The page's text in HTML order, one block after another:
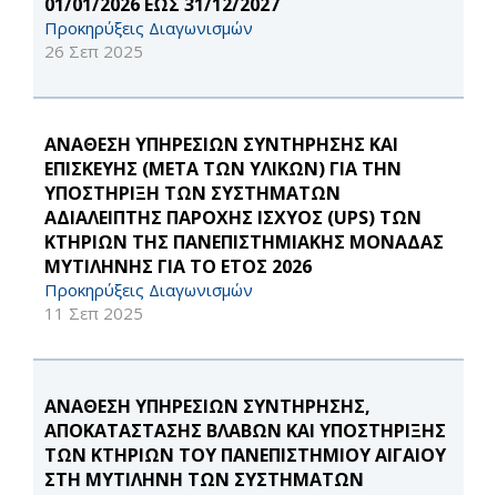
Προκηρύξεις Διαγωνισμών
26 Σεπ 2025
ΑΝΑΘΕΣΗ ΥΠΗΡΕΣΙΩΝ ΣΥΝΤΗΡΗΣΗΣ ΚΑΙ
ΕΠΙΣΚΕΥΗΣ (ΜΕΤΑ ΤΩΝ ΥΛΙΚΩΝ) ΓΙΑ ΤΗΝ
ΥΠΟΣΤΗΡΙΞΗ ΤΩΝ ΣΥΣΤΗΜΑΤΩΝ
ΑΔΙΑΛΕΙΠΤΗΣ ΠΑΡΟΧΗΣ ΙΣΧΥΟΣ (UPS) ΤΩΝ
ΚΤΗΡΙΩΝ ΤΗΣ ΠΑΝΕΠΙΣΤΗΜΙΑΚΗΣ ΜΟΝΑΔΑΣ
ΜΥΤΙΛΗΝΗΣ ΓΙΑ ΤΟ ΕΤΟΣ 2026
Προκηρύξεις Διαγωνισμών
11 Σεπ 2025
ΑΝΑΘΕΣΗ ΥΠΗΡΕΣΙΩΝ ΣΥΝΤΗΡΗΣΗΣ,
ΑΠΟΚΑΤΑΣΤΑΣΗΣ ΒΛΑΒΩΝ ΚΑΙ ΥΠΟΣΤΗΡΙΞΗΣ
ΤΩΝ ΚΤΗΡΙΩΝ ΤΟΥ ΠΑΝΕΠΙΣΤΗΜΙΟΥ ΑΙΓΑΙΟΥ
ΣΤΗ ΜΥΤΙΛΗΝΗ ΤΩΝ ΣΥΣΤΗΜΑΤΩΝ